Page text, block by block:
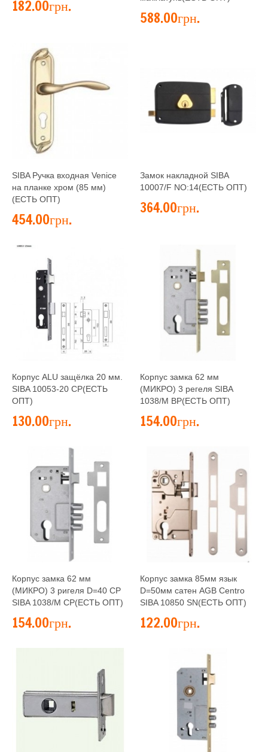
182.00грн.
588.00грн.
SIBA Ручка входная Venice
на планке хром (85 мм)
(ЕСТЬ ОПТ)
454.00грн.
Замок накладной SIBA
10007/F NO:14(ЕСТЬ ОПТ)
364.00грн.
Корпус ALU защёлка 20 мм.
SIBA 10053-20 CP(ЕСТЬ
ОПТ)
130.00грн.
Корпус замка 62 мм
(МИКРО) 3 регеля SIBA
1038/M ВP(ЕСТЬ ОПТ)
154.00грн.
Корпус замка 62 мм
(МИКРО) 3 ригеля D=40 CP
SIBA 1038/M CP(ЕСТЬ ОПТ)
154.00грн.
Корпус замка 85мм язык
D=50мм сатен AGB Centro
SIBA 10850 SN(ЕСТЬ ОПТ)
122.00грн.